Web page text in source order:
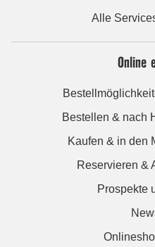
Alle
Online
Bestellen & nach
Kaufen & in den
Reservieren &
Prospekte